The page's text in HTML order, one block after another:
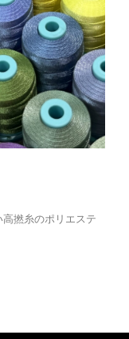
撚糸のポリエステ